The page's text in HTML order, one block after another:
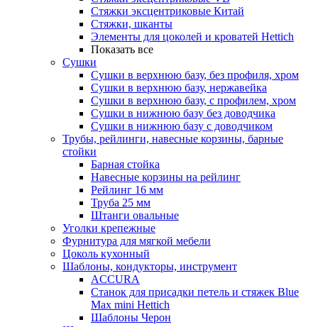
Стяжки эксцентриковые Китай
Стяжки, шканты
Элементы для цоколей и кроватей Hettich
Показать все
Сушки
Сушки в верхнюю базу, без профиля, хром
Сушки в верхнюю базу, нержавейка
Сушки в верхнюю базу, с профилем, хром
Сушки в нижнюю базу без доводчика
Сушки в нижнюю базу с доводчиком
Трубы, рейлинги, навесные корзины, барные
стойки
Барная стойка
Навесные корзины на рейлинг
Рейлинг 16 мм
Труба 25 мм
Штанги овальные
Уголки крепежные
Фурнитура для мягкой мебели
Цоколь кухонный
Шаблоны, кондукторы, инструмент
ACCURA
Станок для присадки петель и стяжек Blue
Max mini Hettich
Шаблоны Черон